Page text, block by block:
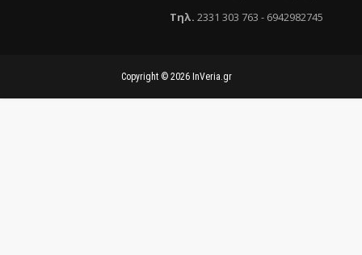
Τηλ. 2331 303 763 - 6942982745
Copyright © 2026 InVeria.gr